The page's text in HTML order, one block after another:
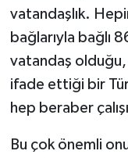
vatandaşlık.
bağlarıyla bağlı
vatandaş
ifade ettiği bir
hep beraber
Bu çok önemli